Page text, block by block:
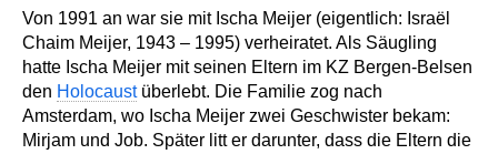
Von 1991 an war sie mit Ischa Meijer (eigentlich: Israël
Chaim Meijer, 1943 – 1995) verheiratet. Als Säugling
hatte Ischa Meijer mit seinen Eltern im KZ Bergen-Belsen
den Holocaustüberlebt. Die Familie zog nach
Amsterdam, wo Ischa Meijer zwei Geschwister bekam:
Mirjam und Job. Später litt er darunter, dass die Eltern die